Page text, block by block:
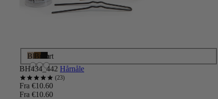
BlondBrunSort
BH434_442 Hårnåle
23
Fra €10.60
Fra €10.60